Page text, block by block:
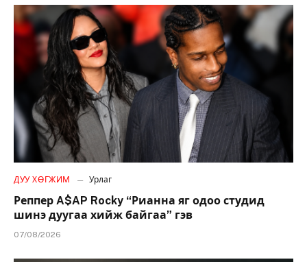
ДУУ ХӨГЖИМ Урлаг
Реппер A$AP Rocky “Рианна яг одоо студид
шинэ дуугаа хийж байгаа” гэв
07/08/2026